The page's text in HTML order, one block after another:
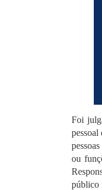
Foi
ou
público